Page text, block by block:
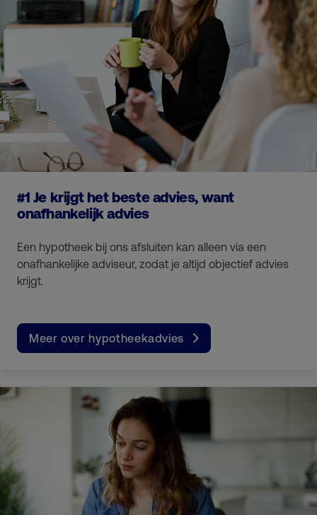
#1 Je krijgt het beste advies, want
onafhankelijk advies
Een hypotheek bij ons afsluiten kan alleen via een
onafhankelijke adviseur, zodat je altijd objectief advies
krijgt.
Meer over hypotheekadvies